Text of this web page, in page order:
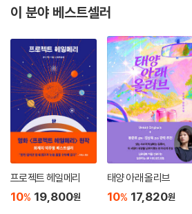
이 분야 베스트셀러
프로젝트 헤일메리
10% 19,800원
태양 아래 올리브
10% 17,820원